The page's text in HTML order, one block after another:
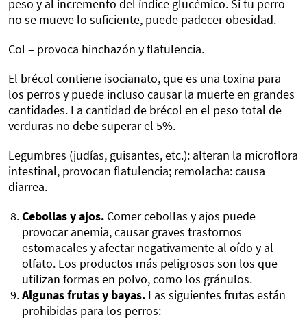
peso y al incremento del índice glucémico. Si tu perro
no se mueve lo suficiente, puede padecer obesidad.
Col – provoca hinchazón y flatulencia.
El brécol contiene isocianato, que es una toxina para
los perros y puede incluso causar la muerte en grandes
cantidades. La cantidad de brécol en el peso total de
verduras no debe superar el 5%.
Legumbres (judías, guisantes, etc.): alteran la microflora
intestinal, provocan flatulencia; remolacha: causa
diarrea.
Cebollas y ajos. Comer cebollas y ajos puede
provocar anemia, causar graves trastornos
estomacales y afectar negativamente al oído y al
olfato. Los productos más peligrosos son los que
utilizan formas en polvo, como los gránulos.
Algunas frutas y bayas. Las siguientes frutas están
prohibidas para los perros: